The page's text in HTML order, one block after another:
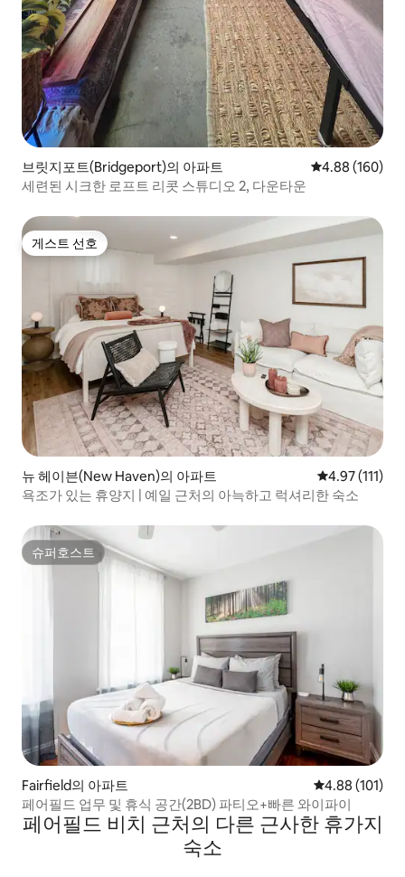
브릿지포트(Bridgeport)의 아파트 평점 4.88점(5
4.88 (160)
세련된 시크한 로프트 리콧 스튜디오 2, 다운타운
게스트 선호
게스트 선호
뉴 헤이븐(New Haven)의 아파트 평점 4.97점(5
4.97 (111)
욕조가 있는 휴양지 | 예일 근처의 아늑하고 럭셔리한 숙소
슈퍼호스트
슈퍼호스트
Fairfield의 아파트 평점 4.88점(5
4.88 (101)
페어필드 업무 및 휴식 공간(2BD) 파티오+빠른 와이파이
페어필드 비치 근처의 다른 근사한 휴가지
숙소